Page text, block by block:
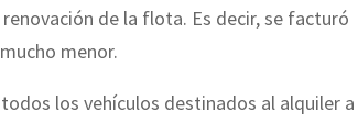
de la flota. Es decir, se facturó
menor.
los vehículos destinados al alquiler a